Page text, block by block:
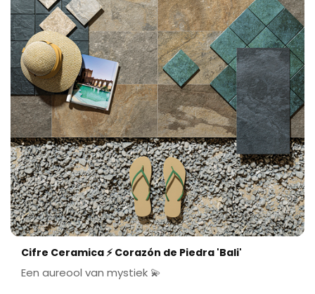
Cifre Ceramica ⚡ Corazón de Piedra 'Bali'
Een aureool van mystiek 💫